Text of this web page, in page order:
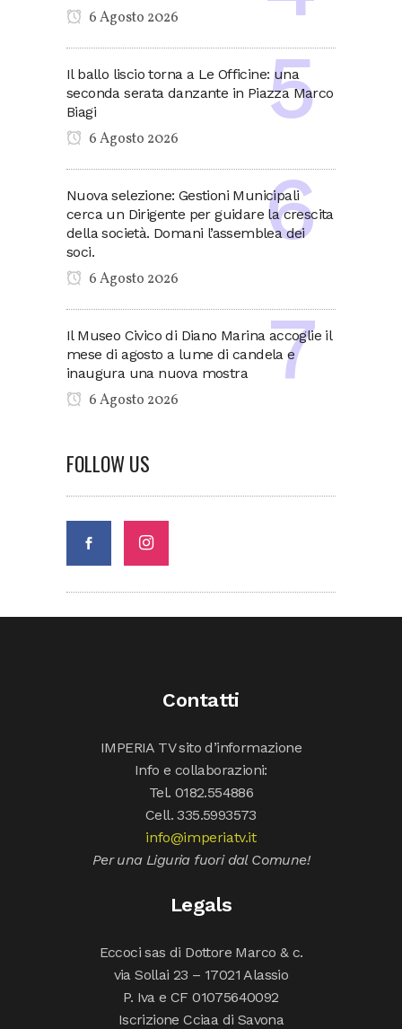
6 Agosto 2026
Il ballo liscio torna a Le Officine: una
seconda serata danzante in Piazza Marco
Biagi
6 Agosto 2026
Nuova selezione: Gestioni Municipali
cerca un Dirigente per guidare la crescita
della società. Domani l’assemblea dei
soci.
6 Agosto 2026
Il Museo Civico di Diano Marina accoglie il
mese di agosto a lume di candela e
inaugura una nuova mostra
6 Agosto 2026
FOLLOW US
Contatti
IMPERIA TV sito d’informazione
Info e collaborazioni:
Tel. 0182.554886
Cell. 335.5993573
info@imperiatv.it
Per una Liguria fuori dal Comune!
Legals
Eccoci sas di Dottore Marco & c.
via Sollai 23 – 17021 Alassio
P. Iva e CF 01075640092
Iscrizione Cciaa di Savona